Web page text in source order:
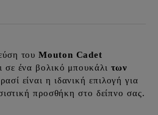
τουMouton Cadet
σε ένα βολικό μπουκάλι των
είναι η ιδανική επιλογή για
προσθήκη στο δείπνο σας.